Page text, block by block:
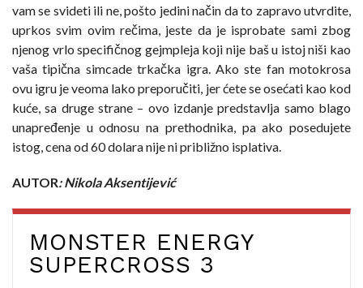
vam se svideti ili ne, pošto jedini način da to zapravo utvrdite,
uprkos svim ovim rečima, jeste da je isprobate sami zbog
njenog vrlo specifičnog gejmpleja koji nije baš u istoj niši kao
vaša tipična simcade trkačka igra. Ako ste fan motokrosa
ovu igru je veoma lako preporučiti, jer ćete se osećati kao kod
kuće, sa druge strane – ovo izdanje predstavlja samo blago
unapređenje u odnosu na prethodnika, pa ako posedujete
istog, cena od 60 dolara nije ni približno isplativa.
AUTOR: Nikola Aksentijević
MONSTER ENERGY
SUPERCROSS 3